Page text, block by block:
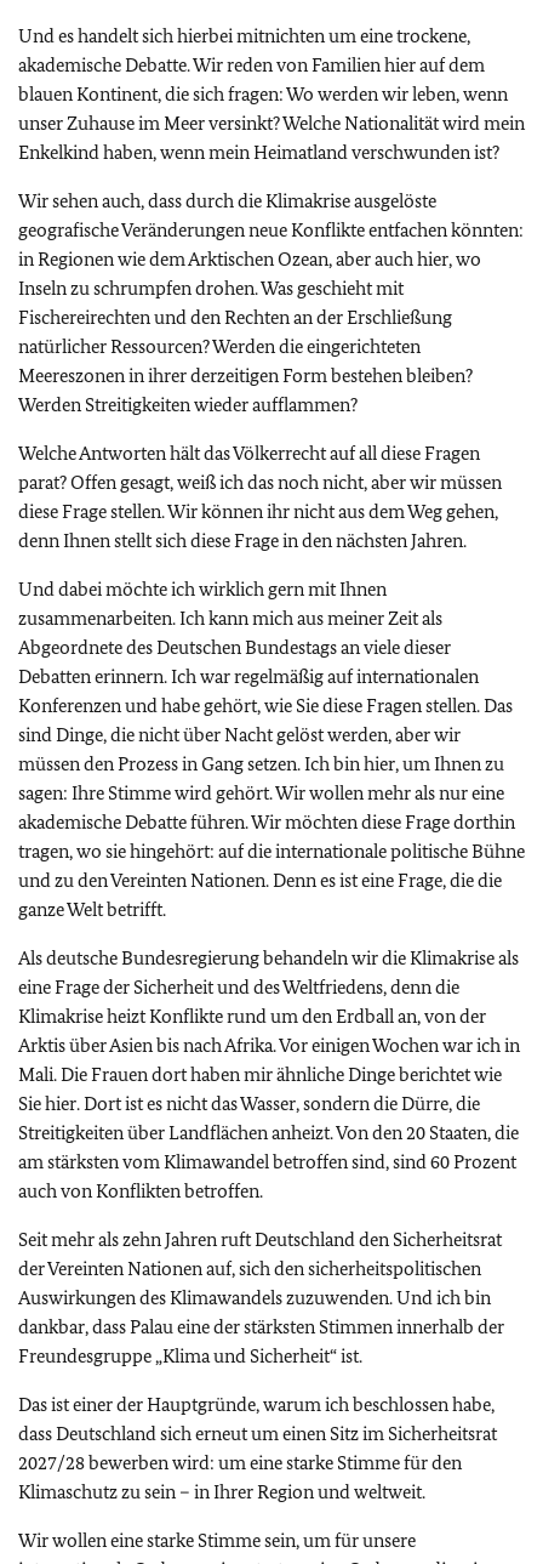
Und es handelt sich hierbei mitnichten um eine trockene,
akademische Debatte. Wir reden von Familien hier auf dem
blauen Kontinent, die sich fragen: Wo werden wir leben, wenn
unser Zuhause im Meer versinkt? Welche Nationalität wird mein
Enkelkind haben, wenn mein Heimatland verschwunden ist?
Wir sehen auch, dass durch die Klimakrise ausgelöste
geografische Veränderungen neue Konflikte entfachen könnten:
in Regionen wie dem Arktischen Ozean, aber auch hier, wo
Inseln zu schrumpfen drohen. Was geschieht mit
Fischereirechten und den Rechten an der Erschließung
natürlicher Ressourcen? Werden die eingerichteten
Meereszonen in ihrer derzeitigen Form bestehen bleiben?
Werden Streitigkeiten wieder aufflammen?
Welche Antworten hält das Völkerrecht auf all diese Fragen
parat? Offen gesagt, weiß ich das noch nicht, aber wir müssen
diese Frage stellen. Wir können ihr nicht aus dem Weg gehen,
denn Ihnen stellt sich diese Frage in den nächsten Jahren.
Und dabei möchte ich wirklich gern mit Ihnen
zusammenarbeiten. Ich kann mich aus meiner Zeit als
Abgeordnete des Deutschen Bundestags an viele dieser
Debatten erinnern. Ich war regelmäßig auf internationalen
Konferenzen und habe gehört, wie Sie diese Fragen stellen. Das
sind Dinge, die nicht über Nacht gelöst werden, aber wir
müssen den Prozess in Gang setzen. Ich bin hier, um Ihnen zu
sagen: Ihre Stimme wird gehört. Wir wollen mehr als nur eine
akademische Debatte führen. Wir möchten diese Frage dorthin
tragen, wo sie hingehört: auf die internationale politische Bühne
und zu den Vereinten Nationen. Denn es ist eine Frage, die die
ganze Welt betrifft.
Als deutsche Bundesregierung behandeln wir die Klimakrise als
eine Frage der Sicherheit und des Weltfriedens, denn die
Klimakrise heizt Konflikte rund um den Erdball an, von der
Arktis über Asien bis nach Afrika. Vor einigen Wochen war ich in
Mali. Die Frauen dort haben mir ähnliche Dinge berichtet wie
Sie hier. Dort ist es nicht das Wasser, sondern die Dürre, die
Streitigkeiten über Landflächen anheizt. Von den 20 Staaten, die
am stärksten vom Klimawandel betroffen sind, sind 60 Prozent
auch von Konflikten betroffen.
Seit mehr als zehn Jahren ruft Deutschland den Sicherheitsrat
der Vereinten Nationen auf, sich den sicherheitspolitischen
Auswirkungen des Klimawandels zuzuwenden. Und ich bin
dankbar, dass Palau eine der stärksten Stimmen innerhalb der
Freundesgruppe „Klima und Sicherheit“ ist.
Das ist einer der Hauptgründe, warum ich beschlossen habe,
dass Deutschland sich erneut um einen Sitz im Sicherheitsrat
2027/28 bewerben wird: um eine starke Stimme für den
Klimaschutz zu sein – in Ihrer Region und weltweit.
Wir wollen eine starke Stimme sein, um für unsere